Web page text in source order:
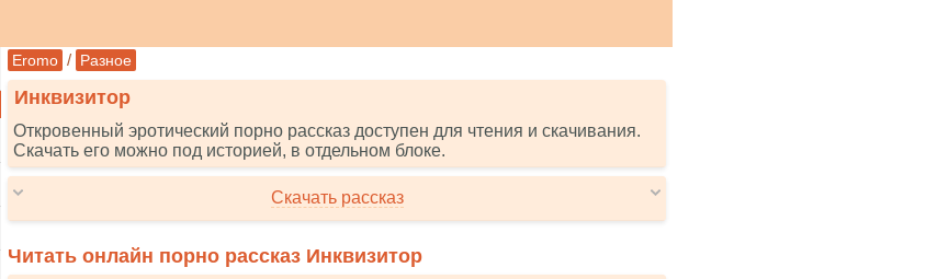
Eromo / Разное
Инквизитор
Откровенный эротический порно рассказ доступен для чтения и скачивания.
Скачать его можно под историей, в отдельном блоке.
Скачать рассказ
Читать онлайн порно рассказ Инквизитор